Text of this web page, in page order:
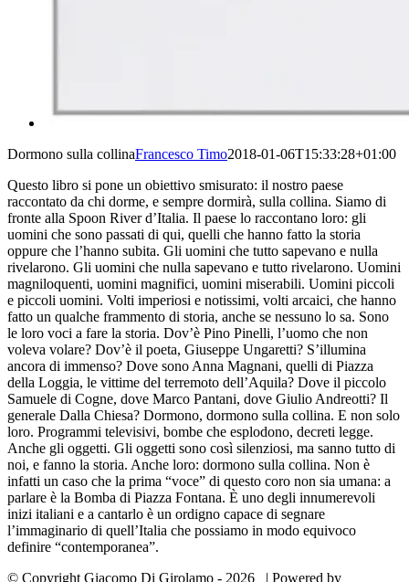
Dormono sulla collinaFrancesco Timo2018-01-06T15:33:28+01:00
Questo libro si pone un obiettivo smisurato: il nostro paese
raccontato da chi dorme, e sempre dormirà, sulla collina. Siamo di
fronte alla Spoon River d’Italia. Il paese lo raccontano loro: gli
uomini che sono passati di qui, quelli che hanno fatto la storia
oppure che l’hanno subita. Gli uomini che tutto sapevano e nulla
rivelarono. Gli uomini che nulla sapevano e tutto rivelarono. Uomini
magniloquenti, uomini magnifici, uomini miserabili. Uomini piccoli
e piccoli uomini. Volti imperiosi e notissimi, volti arcaici, che hanno
fatto un qualche frammento di storia, anche se nessuno lo sa. Sono
le loro voci a fare la storia. Dov’è Pino Pinelli, l’uomo che non
voleva volare? Dov’è il poeta, Giuseppe Ungaretti? S’illumina
ancora di immenso? Dove sono Anna Magnani, quelli di Piazza
della Loggia, le vittime del terremoto dell’Aquila? Dove il piccolo
Samuele di Cogne, dove Marco Pantani, dove Giulio Andreotti? Il
generale Dalla Chiesa? Dormono, dormono sulla collina. E non solo
loro. Programmi televisivi, bombe che esplodono, decreti legge.
Anche gli oggetti. Gli oggetti sono così silenziosi, ma sanno tutto di
noi, e fanno la storia. Anche loro: dormono sulla collina. Non è
infatti un caso che la prima “voce” di questo coro non sia umana: a
parlare è la Bomba di Piazza Fontana. È uno degli innumerevoli
inizi italiani e a cantarlo è un ordigno capace di segnare
l’immaginario di quell’Italia che possiamo in modo equivoco
definire “contemporanea”.
© Copyright Giacomo Di Girolamo - 2026 | Powered by